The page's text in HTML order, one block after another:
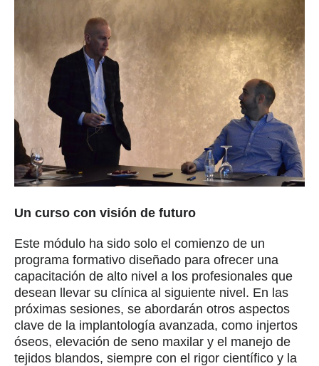
Un curso con visión de futuro
Este módulo ha sido solo el comienzo de un
programa formativo diseñado para ofrecer una
capacitación de alto nivel a los profesionales que
desean llevar su clínica al siguiente nivel. En las
próximas sesiones, se abordarán otros aspectos
clave de la implantología avanzada, como injertos
óseos, elevación de seno maxilar y el manejo de
tejidos blandos, siempre con el rigor científico y la